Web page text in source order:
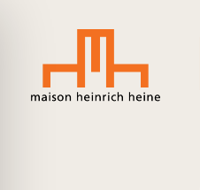
content